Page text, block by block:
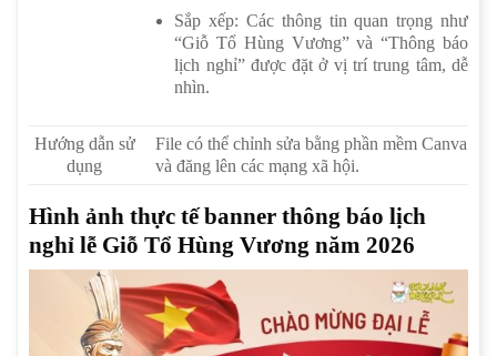
Sắp xếp: Các thông tin quan trọng như
“Giỗ Tổ Hùng Vương” và “Thông báo
lịch nghỉ” được đặt ở vị trí trung tâm, dễ
nhìn.
Hướng dẫn sử
dụng
File có thể chỉnh sửa bằng phần mềm Canva
và đăng lên các mạng xã hội.
Hình ảnh thực tế banner thông báo lịch
nghỉ lễ Giỗ Tổ Hùng Vương năm 2026